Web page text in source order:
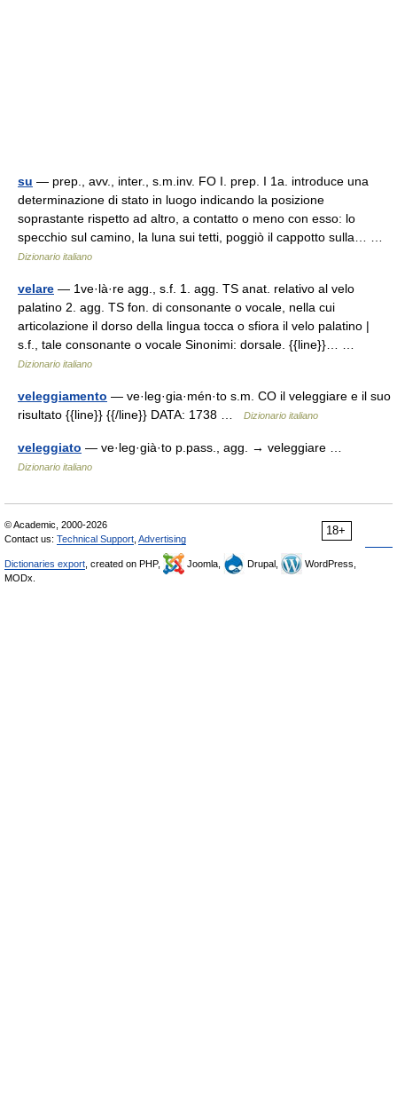
su — prep., avv., inter., s.m.inv. FO I. prep. I 1a. introduce una
determinazione di stato in luogo indicando la posizione
soprastante rispetto ad altro, a contatto o meno con esso: lo
specchio sul camino, la luna sui tetti, poggiò il cappotto sulla… …
Dizionario italiano
velare — 1ve·là·re agg., s.f. 1. agg. TS anat. relativo al velo
palatino 2. agg. TS fon. di consonante o vocale, nella cui
articolazione il dorso della lingua tocca o sfiora il velo palatino |
s.f., tale consonante o vocale Sinonimi: dorsale. {{line}}… …
Dizionario italiano
veleggiamento — ve·leg·gia·mén·to s.m. CO il veleggiare e il suo
risultato {{line}} {{/line}} DATA: 1738 …
Dizionario italiano
veleggiato — ve·leg·già·to p.pass., agg. → veleggiare …
Dizionario italiano
18+
© Academic, 2000-2026
Contact us: Technical Support Advertising
Dictionaries export , created on PHP, Joomla, Drupal,
WordPress,
MODx.